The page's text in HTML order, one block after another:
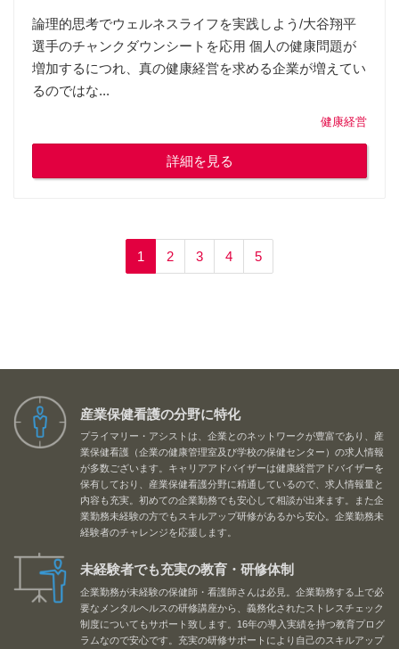
論理的思考でウェルネスライフを実践しよう/大谷翔平
選手のチャンクダウンシートを応用 個人の健康問題が
増加するにつれ、真の健康経営を求める企業が増えてい
るのではな...
健康経営
詳細を見る
1 2 3 4 5
産業保健看護の分野に特化
プライマリー・アシストは、企業とのネットワークが豊富であり、産
業保健看護（企業の健康管理室及び学校の保健センター）の求人情報
が多数ございます。キャリアアドバイザーは健康経営アドバイザーを
保有しており、産業保健看護分野に精通しているので、求人情報量と
内容も充実。初めての企業勤務でも安心して相談が出来ます。また企
業勤務未経験の方でもスキルアップ研修があるから安心。企業勤務未
経験者のチャレンジを応援します。
未経験者でも充実の教育・研修体制
企業勤務が未経験の保健師・看護師さんは必見。企業勤務する上で必
要なメンタルヘルスの研修講座から、義務化されたストレスチェック
制度についてもサポート致します。16年の導入実績を持つ教育プログ
ラムなので安心です。充実の研修サポートにより自己のスキルアップ